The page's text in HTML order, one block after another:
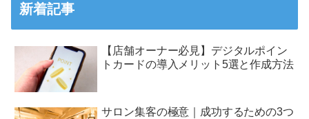
新着記事
【店舗オーナー必見】デジタルポイン
トカードの導入メリット5選と作成方法
サロン集客の極意｜成功するための3つ